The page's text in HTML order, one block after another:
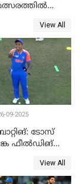
View All
09-2025
ടോസ്
ഫീൽഡിങ്
View All